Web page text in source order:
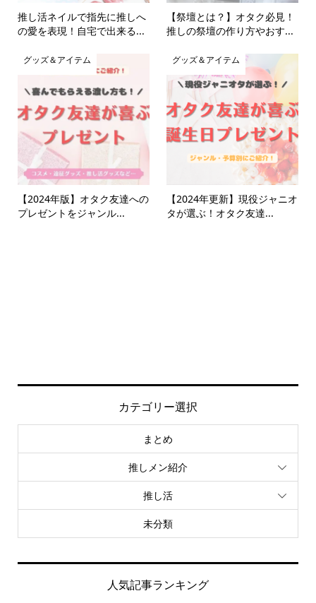
推し活ネイルで指先に推しへ
の愛を表現！自宅で出来る...
【祭壇とは？】オタク必見！
推しの祭壇の作り方やおす...
グッズ＆アイテム
【2024年版】オタク友達への
プレゼントをジャンル...
グッズ＆アイテム
【2024年更新】現役ジャニオ
タが選ぶ！オタク友達...
カテゴリー選択
まとめ
推しメン紹介
推し活
未分類
人気記事ランキング